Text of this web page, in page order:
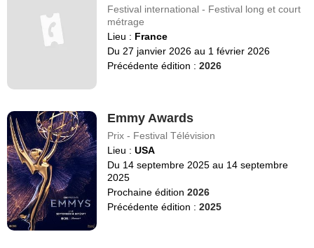
Festival international - Festival long et court
métrage
Lieu : France
Du 27 janvier 2026 au 1 février 2026
Précédente édition :2026
Emmy Awards
Prix - Festival Télévision
Lieu :USA
Du 14 septembre 2025 au 14 septembre
2025
Prochaine édition2026
Précédente édition :2025